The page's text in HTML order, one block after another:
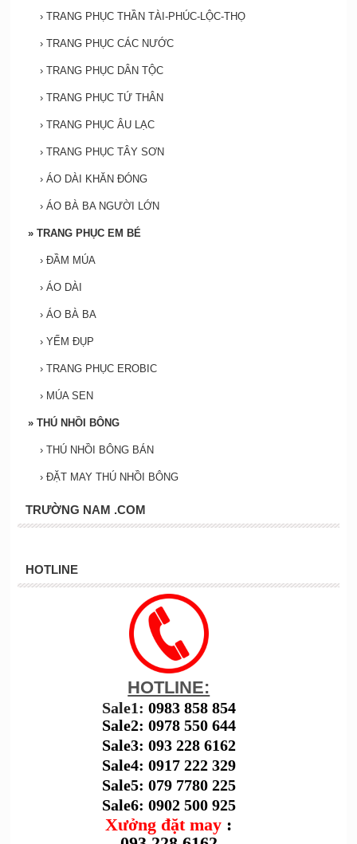
› TRANG PHỤC THẦN TÀI-PHÚC-LỘC-THỌ
› TRANG PHỤC CÁC NƯỚC
› TRANG PHỤC DÂN TỘC
› TRANG PHỤC TỨ THÂN
› TRANG PHỤC ÂU LẠC
› TRANG PHỤC TÂY SƠN
› ÁO DÀI KHĂN ĐÓNG
› ÁO BÀ BA NGƯỜI LỚN
» TRANG PHỤC EM BÉ
› ĐẦM MÚA
› ÁO DÀI
› ÁO BÀ BA
› YẾM ĐỤP
› TRANG PHỤC EROBIC
› MÚA SEN
» THÚ NHỒI BÔNG
› THÚ NHỒI BÔNG BÁN
› ĐẶT MAY THÚ NHỒI BÔNG
TRƯỜNG NAM .COM
HOTLINE
HOTLINE:
Sale1: 0983 858 854
Sale2: 0978 550 644
Sale3: 093 228 6162
Sale4: 0917 222 329
Sale5: 079 7780 225
Sale6: 0902 500 925
Xưởng đặt may :